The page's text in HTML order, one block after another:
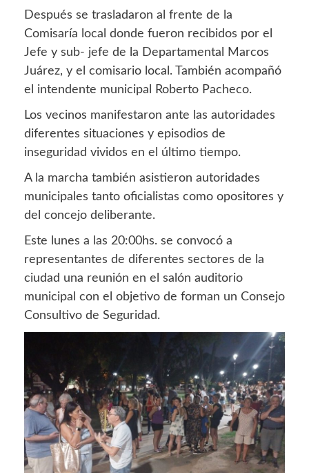
Después se trasladaron al frente de la
Comisaría local donde fueron recibidos por el
Jefe y sub- jefe de la Departamental Marcos
Juárez, y el comisario local. También acompañó
el intendente municipal Roberto Pacheco.
Los vecinos manifestaron ante las autoridades
diferentes situaciones y episodios de
inseguridad vividos en el último tiempo.
A la marcha también asistieron autoridades
municipales tanto oficialistas como opositores y
del concejo deliberante.
Este lunes a las 20:00hs. se convocó a
representantes de diferentes sectores de la
ciudad una reunión en el salón auditorio
municipal con el objetivo de forman un Consejo
Consultivo de Seguridad.